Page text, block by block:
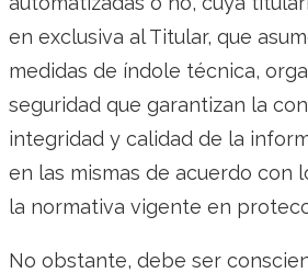
en exclusiva al Titular, que
medidas de índole técnica,
seguridad que garantizan la
integridad y calidad de la
en las mismas de acuerdo con
la normativa vigente en
No obstante, debe ser